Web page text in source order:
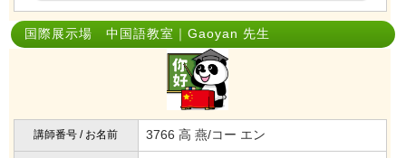
国際展示場 中国語教室｜Gaoyan 先生
講師番号 / お名前 3766 高 燕/コー エン